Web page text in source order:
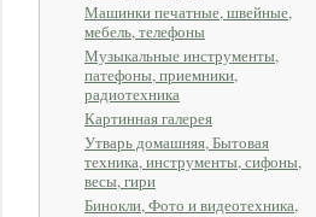
Машинки печатные, швейные,
мебель, телефоны
Музыкальные инструменты,
патефоны, приемники,
радиотехника
Картинная галерея
Утварь домашняя, Бытовая
техника, инструменты, сифоны,
весы, гири
Бинокли, Фото и видеотехника,